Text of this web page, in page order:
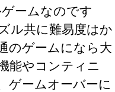
ームなのです
ル共に難易度はか
のゲームになら大
能やコンティニ
ゲームオーバーに